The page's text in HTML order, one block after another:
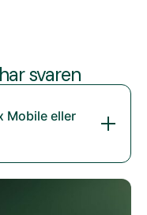
svaren
Mobile eller